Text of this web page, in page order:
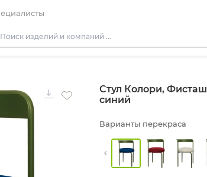
Стулья
Диваны
Стул Колори,
синий
Варианты перекраса